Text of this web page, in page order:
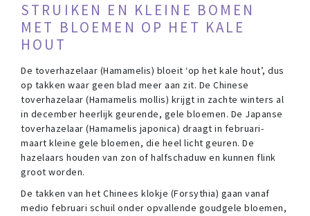
STRUIKEN EN KLEINE BOMEN
MET BLOEMEN OP HET KALE
HOUT
De toverhazelaar (Hamamelis) bloeit ‘op het kale hout’, dus
op takken waar geen blad meer aan zit. De Chinese
toverhazelaar (Hamamelis mollis) krijgt in zachte winters al
in december heerlijk geurende, gele bloemen. De Japanse
toverhazelaar (Hamamelis japonica) draagt in februari-
maart kleine gele bloemen, die heel licht geuren. De
hazelaars houden van zon of halfschaduw en kunnen flink
groot worden.
De takken van het Chinees klokje (Forsythia) gaan vanaf
medio februari schuil onder opvallende goudgele bloemen,